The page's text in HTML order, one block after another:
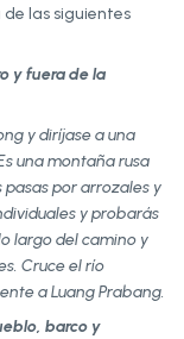
las siguientes
y fuera de la
y diríjase a una
una montaña rusa
por arrozales y
y probarás
largo del camino y
Cruce el río
a Luang Prabang.
barco y